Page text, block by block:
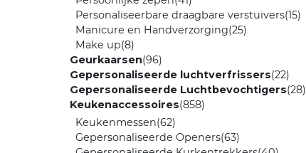
Personaliseerbare draagbare verstuivers(15)
Manicure en Handverzorging(25)
Make up(8)
Geurkaarsen(96)
Gepersonaliseerde luchtverfrissers(22)
Gepersonaliseerde Luchtbevochtigers(28)
Keukenaccessoires(858)
Keukenmessen(62)
Gepersonaliseerde Openers(63)